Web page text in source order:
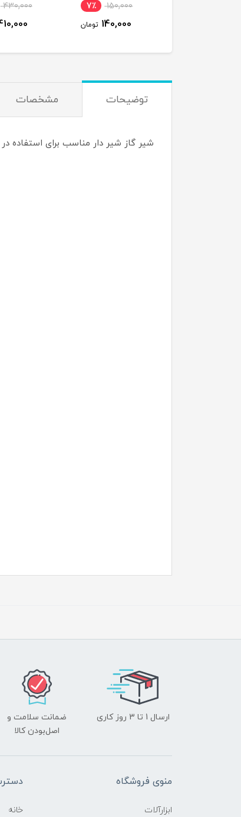
430,000
410,000 تومان
توضیحات مشخصات
شیر گاز شیر دار مناسب برای استفاده در
ارسال 1 تا 3 روز کاری
ضمانت سلامت و
اصل‌بودن کالا
منوی فروشگاه
ابزارآلات
خانه